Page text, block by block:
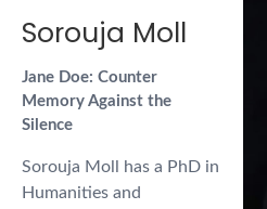
Sorouja Moll
Jane Doe: Counter
Memory Against the
Silence
Sorouja Moll has a PhD in
Humanities and